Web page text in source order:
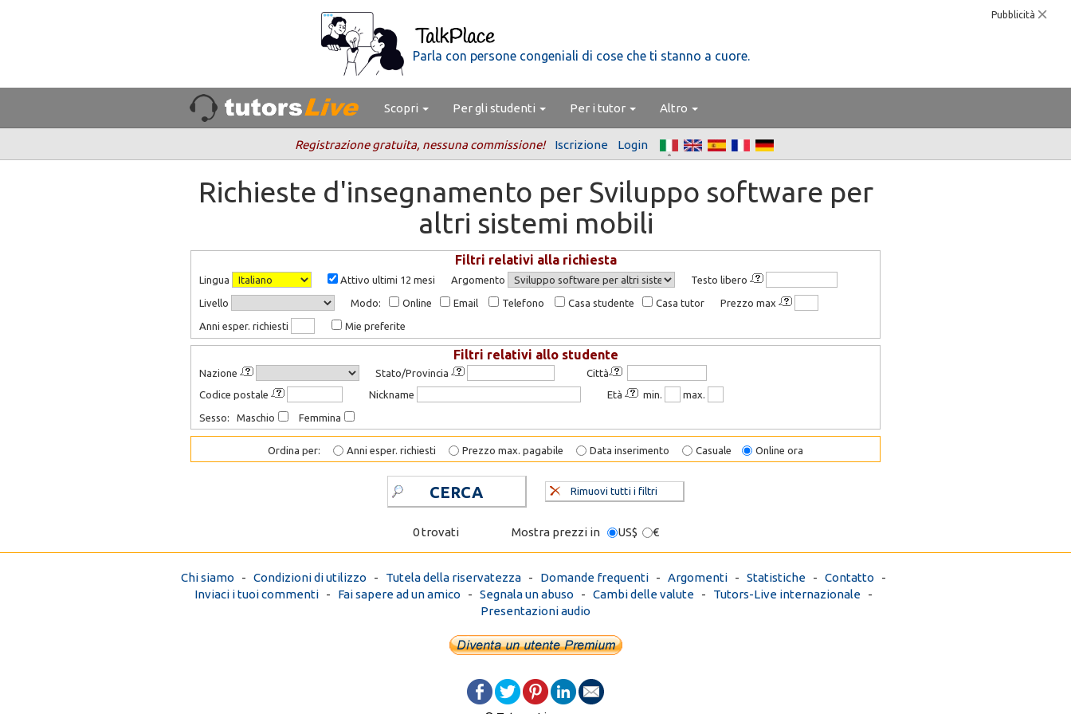
Pubblicità
Parla con persone congeniali di cose che ti stanno a cuore.
Scopri Per gli studenti Per i tutor Altro
Registrazione gratuita, nessuna commissione! Iscrizione Login
Richieste d'insegnamento per Sviluppo software per
altri sistemi mobili
Filtri relativi alla richiesta
Lingua Attivo ultimi 12 mesi Argomento Testo libero
Livello Modo: Online Email Telefono Casa studente Casa tutor Prezzo max
Anni esper. richiesti Mie preferite
Filtri relativi allo studente
Nazione Stato/Provincia
Città
Codice postale
Nickname Età min. max.
Sesso: Maschio Femmina
Ordina per: Anni esper. richiesti Prezzo max. pagabile Data inserimento Casuale Online ora
CERCA Rimuovi tutti i filtri
0 trovati Mostra prezzi in US$ €
Chi siamo - Condizioni di utilizzo - Tutela della riservatezza- Domande frequenti- Argomenti- Statistiche- Contatto -
Inviaci i tuoi commenti- Fai sapere ad un amico - Segnala un abuso - Cambi delle valute- Tutors-Live internazionale-
Presentazioni audio